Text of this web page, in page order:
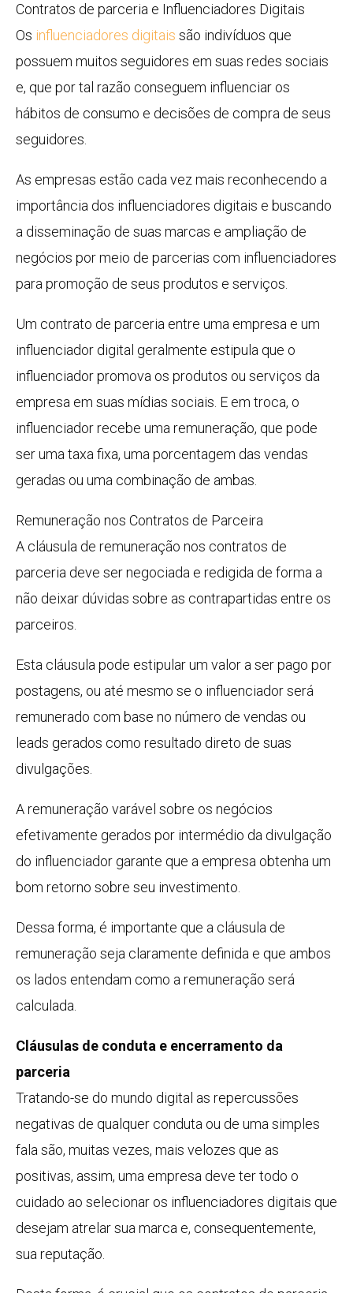
Contratos de parceria e Influenciadores Digitais
Os influenciadores digitais são indivíduos que
possuem muitos seguidores em suas redes sociais
e, que por tal razão conseguem influenciar os
hábitos de consumo e decisões de compra de seus
seguidores.
As empresas estão cada vez mais reconhecendo a
importância dos influenciadores digitais e buscando
a disseminação de suas marcas e ampliação de
negócios por meio de parcerias com influenciadores
para promoção de seus produtos e serviços.
Um contrato de parceria entre uma empresa e um
influenciador digital geralmente estipula que o
influenciador promova os produtos ou serviços da
empresa em suas mídias sociais. E em troca, o
influenciador recebe uma remuneração, que pode
ser uma taxa fixa, uma porcentagem das vendas
geradas ou uma combinação de ambas.
Remuneração nos Contratos de Parceira
A cláusula de remuneração nos contratos de
parceria deve ser negociada e redigida de forma a
não deixar dúvidas sobre as contrapartidas entre os
parceiros.
Esta cláusula pode estipular um valor a ser pago por
postagens, ou até mesmo se o influenciador será
remunerado com base no número de vendas ou
leads gerados como resultado direto de suas
divulgações.
A remuneração varável sobre os negócios
efetivamente gerados por intermédio da divulgação
do influenciador garante que a empresa obtenha um
bom retorno sobre seu investimento.
Dessa forma, é importante que a cláusula de
remuneração seja claramente definida e que ambos
os lados entendam como a remuneração será
calculada.
Cláusulas de conduta e encerramento da
parceria
Tratando-se do mundo digital as repercussões
negativas de qualquer conduta ou de uma simples
fala são, muitas vezes, mais velozes que as
positivas, assim, uma empresa deve ter todo o
cuidado ao selecionar os influenciadores digitais que
desejam atrelar sua marca e, consequentemente,
sua reputação.